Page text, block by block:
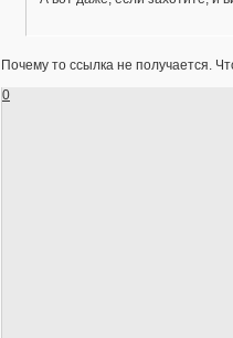
Почему то ссылка не получается.
0